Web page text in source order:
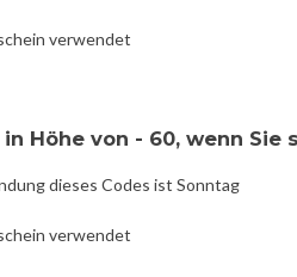
verwendet
Höhe von - 60, wenn
dieses Codes ist Sonntag
verwendet